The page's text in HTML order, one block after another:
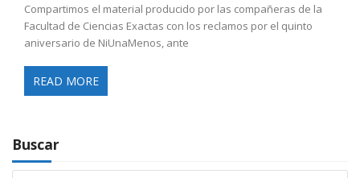
Compartimos el material producido por las compañeras de la
Facultad de Ciencias Exactas con los reclamos por el quinto
aniversario de NiUnaMenos, ante
READ MORE
Buscar